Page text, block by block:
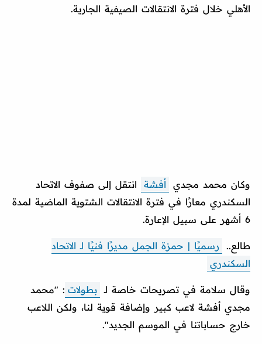
الأهلي خلال فترة الانتقالات الصيفية الجارية.
وكان محمد مجدي أفشة
انتقل إلى صفوف الاتحاد
السكندري معارًا في فترة الانتقالات الشتوية الماضية لمدة
6 أشهر على سبيل الإعارة.
طالع..
رسميًا | حمزة الجمل مديرًا فنيًا لـ الاتحاد
السكندري
وقال سلامة في تصريحات خاصة لـ بطولات : "محمد
مجدي أفشة لاعب كبير وإضافة قوية لنا، ولكن اللاعب
خارج حساباتنا في الموسم الجديد".